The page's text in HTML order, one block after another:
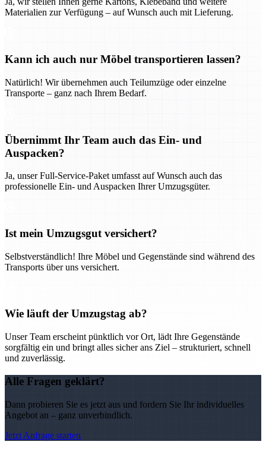
Materialien zur Verfügung – auf Wunsch auch mit Lieferung.
Kann ich auch nur Möbel transportieren lassen?
Natürlich! Wir übernehmen auch Teilumzüge oder einzelne
Transporte – ganz nach Ihrem Bedarf.
Übernimmt Ihr Team auch das Ein- und
Auspacken?
Ja, unser Full-Service-Paket umfasst auf Wunsch auch das
professionelle Ein- und Auspacken Ihrer Umzugsgüter.
Ist mein Umzugsgut versichert?
Selbstverständlich! Ihre Möbel und Gegenstände sind während des
Transports über uns versichert.
Wie läuft der Umzugstag ab?
Unser Team erscheint pünktlich vor Ort, lädt Ihre Gegenstände
sorgfältig ein und bringt alles sicher ans Ziel – strukturiert, schnell
und zuverlässig.
Alle Fragen geklärt?
Dann probieren Sie es jetzt aus und fordern Sie Ihr individuelles
Angebot an – ganz unverbindlich.
Jetzt Anfrage starten